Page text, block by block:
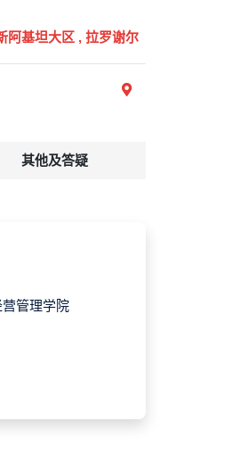
阿基坦大区 , 拉罗谢尔
其他及答疑
管理学院